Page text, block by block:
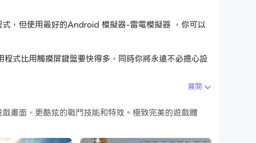
，但使用最好的Android 模擬器-雷電模擬器 ，你可以
式比用觸摸屏鍵盤要快得多，同時你將永遠不必擔心設
展開
面，更酷炫的戰鬥技能和特效。極致完美的遊戲體